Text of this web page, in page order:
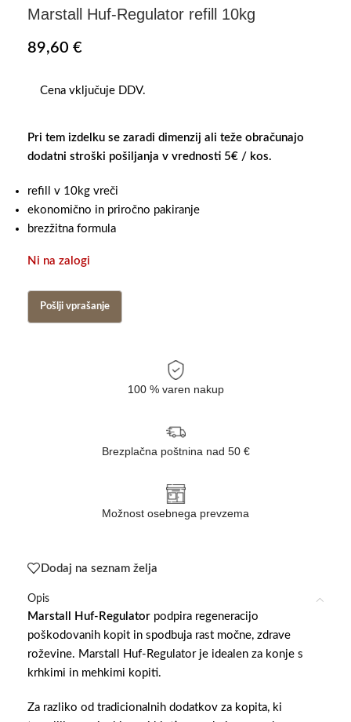
Marstall Huf-Regulator refill 10kg
89,60 €
Cena vključuje DDV.
Pri tem izdelku se zaradi dimenzij ali teže obračunajo
dodatni stroški pošiljanja v vrednosti 5€ / kos.
refill v 10kg vreči
ekonomično in priročno pakiranje
brezžitna formula
Ni na zalogi
100 % varen nakup
Brezplačna poštnina nad 50 €
Možnost osebnega prevzema
Dodaj na seznam želja
Opis
Marstall Huf-Regulator podpira regeneracijo
poškodovanih kopit in spodbuja rast močne, zdrave
roževine. Marstall Huf-Regulator je idealen za konje s
krhkimi in mehkimi kopiti.
Za razliko od tradicionalnih dodatkov za kopita, ki